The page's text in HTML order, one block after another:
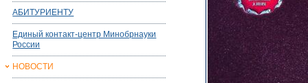
АБИТУРИЕНТУ
Единый контакт-центр Минобрнауки
России
НОВОСТИ